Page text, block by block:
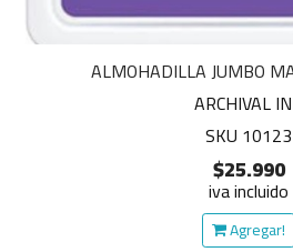
ALMOHADILLA JUMBO
ARCHIVAL
SKU 10123
$25.990
iva incluido
Agregar!